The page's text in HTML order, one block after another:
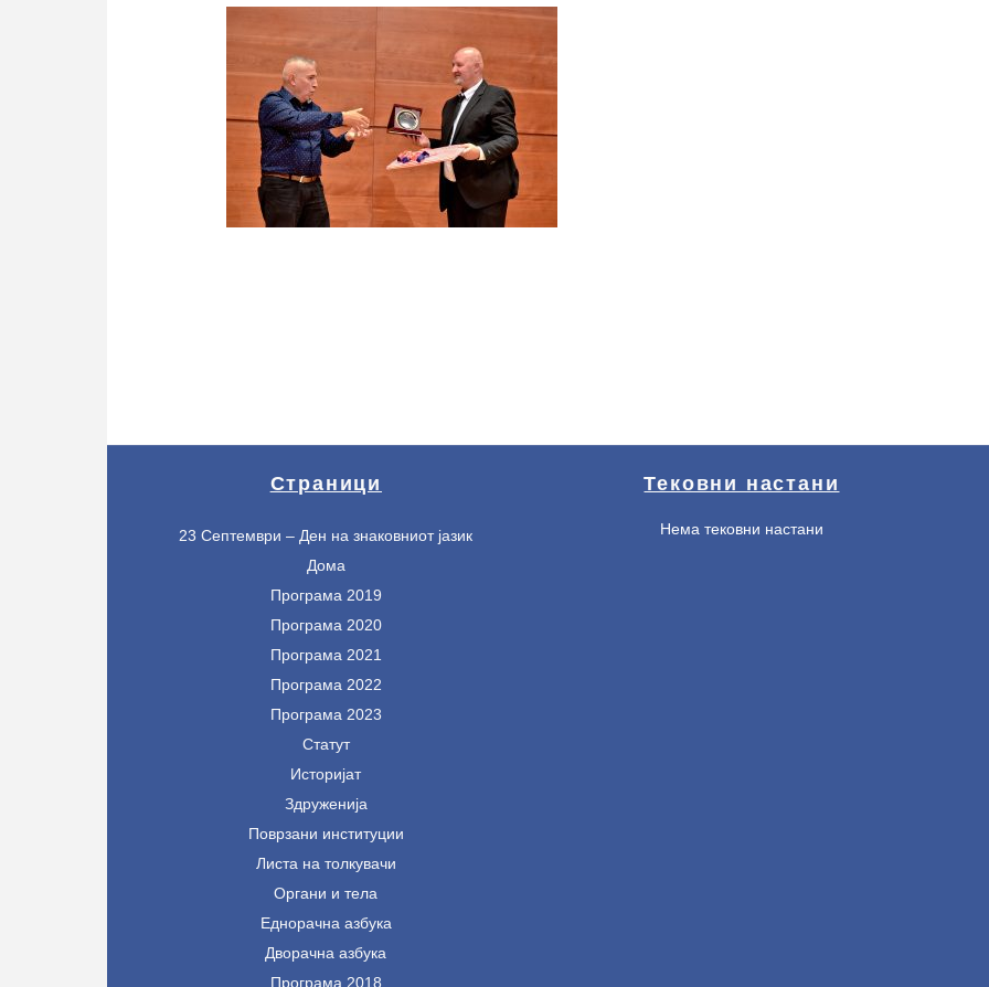
Страници
23 Септември – Ден на знаковниот јазик
Дома
Програма 2019
Програма 2020
Програма 2021
Програма 2022
Програма 2023
Статут
Историјат
Здруженија
Поврзани институции
Листа на толкувачи
Органи и тела
Еднорачна азбука
Дворачна азбука
Програма 2018
Тековни настани
Нема тековни настани